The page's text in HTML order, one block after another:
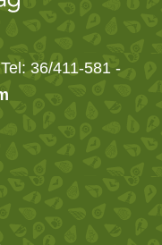
36/411-581 -